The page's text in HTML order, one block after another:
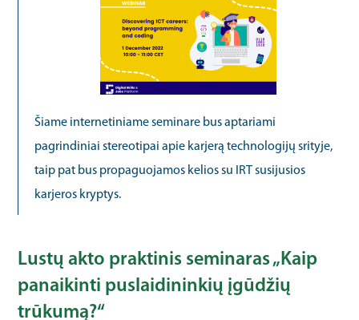
Šiame internetiniame seminare bus aptariami
pagrindiniai stereotipai apie karjerą technologijų srityje,
taip pat bus propaguojamos kelios su IRT susijusios
karjeros kryptys.
Lustų akto praktinis seminaras „Kaip
panaikinti puslaidininkių įgūdžių
trūkumą?“